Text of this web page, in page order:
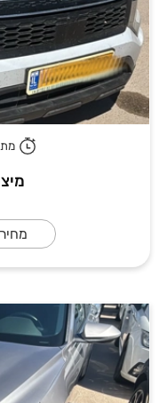
מחיר